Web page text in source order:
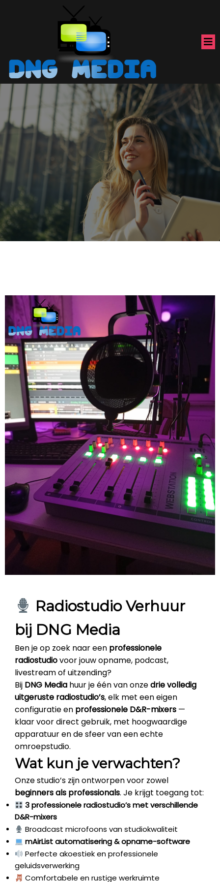
Radiostudio Verhuur
bij DNG Media
Ben je op zoek naar een professionele
radiostudiovoor jouw opname, podcast,
livestream of uitzending?
Bij DNG Media huur je één van onzedrie volledig
uitgeruste radiostudio’s, elk met een eigen
configuratie en professionele D&R-mixers —
klaar voor direct gebruik, met hoogwaardige
apparatuur en de sfeer van een echte
omroepstudio.
Wat kun je verwachten?
Onze studio’s zijn ontworpen voor zowel
beginners als professionals. Je krijgt toegang tot:
3 professionele radiostudio’s met verschillende
D&R-mixers
Broadcast microfoons van studiokwaliteit
mAirList automatisering & opname-software
Perfecte akoestiek en professionele
geluidsverwerking
Comfortabele en rustige werkruimte